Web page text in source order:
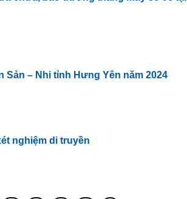
– Nhi tỉnh Hưng Yên năm 2024
nghiệm di truyền